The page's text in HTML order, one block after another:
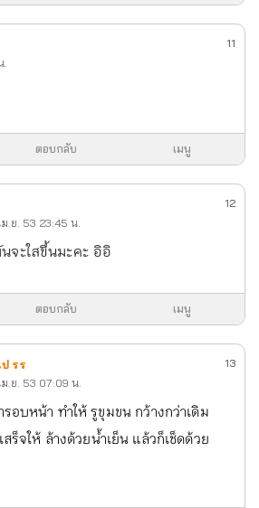
.
11
ตอบกลับ เมนู
ม.ย. 53 23:45 น.
12
ะใสขึ้นมะคะ อิอิ
ตอบกลับ เมนู
รร
ม.ย. 53 07:09 น.
13
อบหน้า ทำให้ รูขุมขน กว้างกว่าเดิม
สร็จให้ ล้างด้วยน้ำเย็น แล้วก็เช็ดด้วย